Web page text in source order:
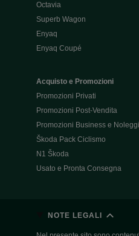
Octavia
Superb Wagon
Enyaq
Enyaq Coupé
Acquisto e Promozioni
Promozioni Privati
Promozioni Post-Vendita
Promozioni Business e
Škoda Pack Ciclismo
N1 Škoda
Usato e Pronta Consegna
NOTE LEGALI